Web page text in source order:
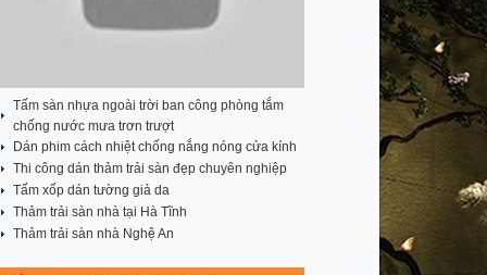
Tấm sàn nhựa ngoài trời ban công phòng tắm
chống nước mưa trơn trượt
Dán phim cách nhiệt chống nắng nóng cửa kính
Thi công dán thảm trải sàn đẹp chuyên nghiệp
Tấm xốp dán tường giả da
Thảm trải sàn nhà tại Hà Tĩnh
Thảm trải sàn nhà Nghệ An